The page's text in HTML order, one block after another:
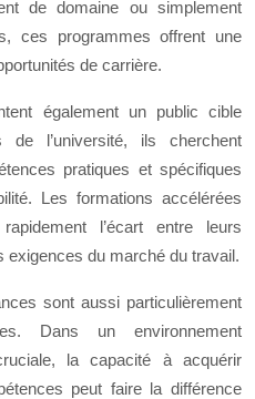
de domaine ou simplement
ces programmes offrent une
de carrière.
également un public cible
de l’université, ils cherchent
pratiques et spécifiques
Les formations accélérées
l’écart entre leurs
du marché du travail.
sont aussi particulièrement
Dans un environnement
la capacité à acquérir
peut faire la différence